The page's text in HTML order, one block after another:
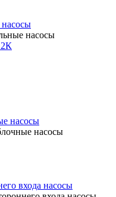
насосы
насосы
насосы
входа насосы